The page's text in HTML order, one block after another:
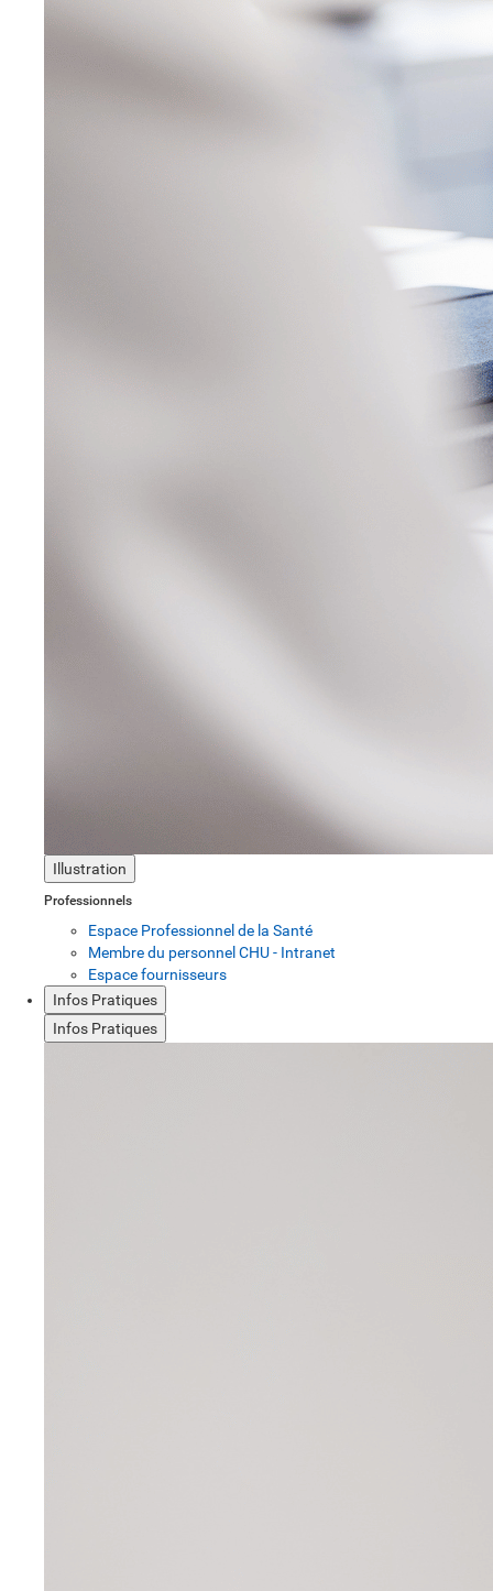
Illustration
Professionnels
Espace Professionnel de la Santé
Membre du personnel CHU - Intranet
Espace fournisseurs
Infos Pratiques
Infos Pratiques